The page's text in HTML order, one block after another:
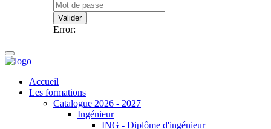
Valider
Error:
Accueil
Les formations
Catalogue 2026 - 2027
Ingénieur
ING - Diplôme d'ingénieur